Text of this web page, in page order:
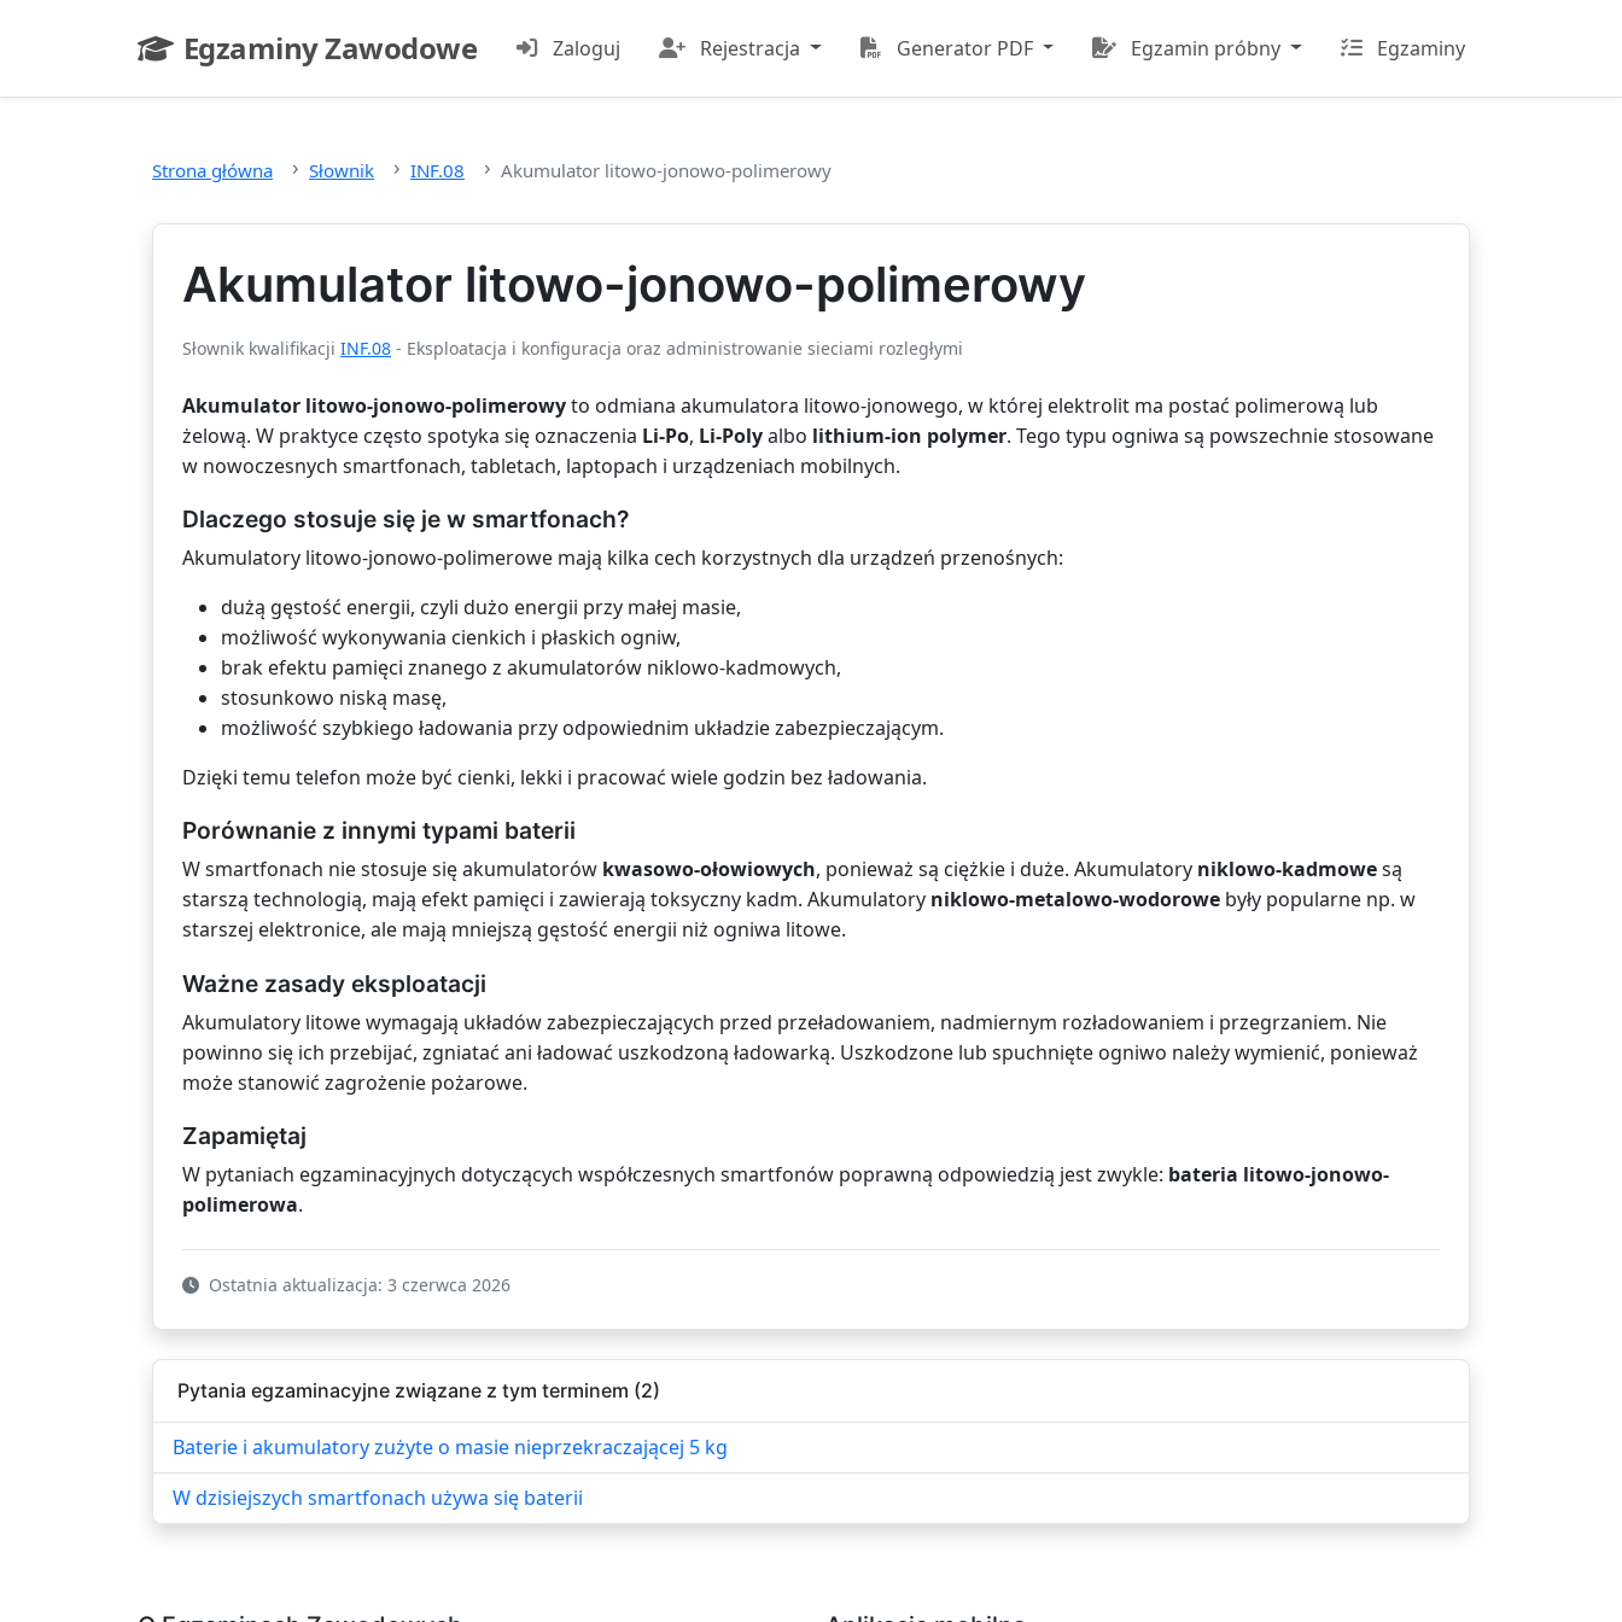
Egzaminy Zawodowe
- strona główna
Zaloguj Rejestracja Generator PDF Egzamin próbny Egzaminy
Strona główna Słownik INF.08 Akumulator litowo-jonowo-polimerowy
Akumulator litowo-jonowo-polimerowy
Słownik kwalifikacji INF.08 - Eksploatacja i konfiguracja oraz administrowanie sieciami rozległymi
Akumulator litowo-jonowo-polimerowyto odmiana akumulatora litowo-jonowego, w której elektrolit ma postać polimerową lub
żelową. W praktyce często spotyka się oznaczenia Li-Po, Li-Polyalbo lithium-ion polymer. Tego typu ogniwa są powszechnie stosowane
w nowoczesnych smartfonach, tabletach, laptopach i urządzeniach mobilnych.
Dlaczego stosuje się je w smartfonach?
Akumulatory litowo-jonowo-polimerowe mają kilka cech korzystnych dla urządzeń przenośnych:
dużą gęstość energii, czyli dużo energii przy małej masie,
możliwość wykonywania cienkich i płaskich ogniw,
brak efektu pamięci znanego z akumulatorów niklowo-kadmowych,
stosunkowo niską masę,
możliwość szybkiego ładowania przy odpowiednim układzie zabezpieczającym.
Dzięki temu telefon może być cienki, lekki i pracować wiele godzin bez ładowania.
Porównanie z innymi typami baterii
W smartfonach nie stosuje się akumulatorów kwasowo-ołowiowych, ponieważ są ciężkie i duże. Akumulatory niklowo-kadmowesą
starszą technologią, mają efekt pamięci i zawierają toksyczny kadm. Akumulatory niklowo-metalowo-wodorowe były popularne np. w
starszej elektronice, ale mają mniejszą gęstość energii niż ogniwa litowe.
Ważne zasady eksploatacji
Akumulatory litowe wymagają układów zabezpieczających przed przeładowaniem, nadmiernym rozładowaniem i przegrzaniem. Nie
powinno się ich przebijać, zgniatać ani ładować uszkodzoną ładowarką. Uszkodzone lub spuchnięte ogniwo należy wymienić, ponieważ
może stanowić zagrożenie pożarowe.
Zapamiętaj
W pytaniach egzaminacyjnych dotyczących współczesnych smartfonów poprawną odpowiedzią jest zwykle: bateria litowo-jonowo-
polimerowa.
Ostatnia aktualizacja: 3 czerwca 2026
Pytania egzaminacyjne związane z tym terminem (2)
Baterie i akumulatory zużyte o masie nieprzekraczającej 5 kg
W dzisiejszych smartfonach używa się baterii